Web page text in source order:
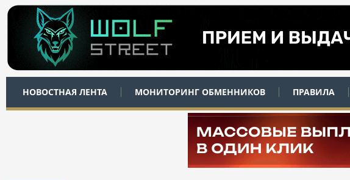
НОВОСТНАЯ ЛЕНТА МОНИТОРИНГ ОБМЕННИКОВ ПРАВИЛА